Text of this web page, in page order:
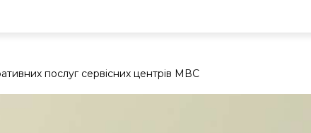
послуг сервісних центрів МВС